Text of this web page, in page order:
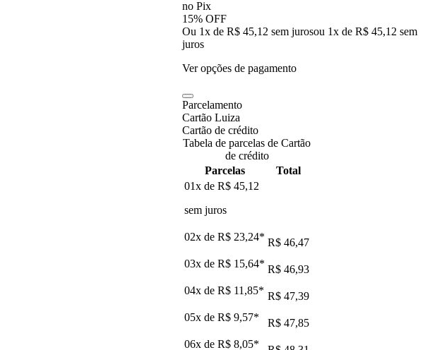
no Pix
15% OFF
Ou 1x de R$ 45,12 sem jurosou 1x de R$ 45,12 sem
juros
Ver opções de pagamento
Parcelamento
Cartão Luiza
Cartão de crédito
Tabela de parcelas de Cartão
de crédito
Parcelas
Total
01x de R$ 45,12
sem juros
02x de R$ 23,24* R$ 46,47
03x de R$ 15,64* R$ 46,93
04x de R$ 11,85* R$ 47,39
05x de R$ 9,57*
R$ 47,85
06x de R$ 8,05*